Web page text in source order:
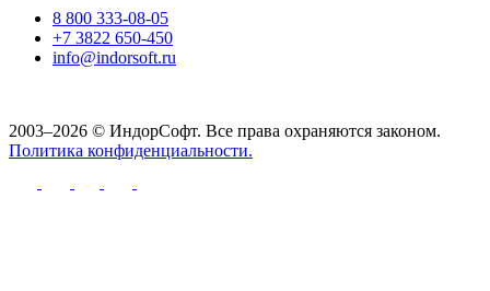
8 800 333-08-05
+7 3822 650-450
info@indorsoft.ru
2003–2026 © ИндорСофт. Все права охраняются законом.
Политика конфиденциальности.